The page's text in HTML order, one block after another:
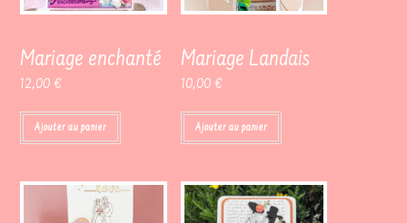
Mariage enchanté
12,00€
Ajouter au panier
Mariage Landais
10,00 €
Ajouter au panier